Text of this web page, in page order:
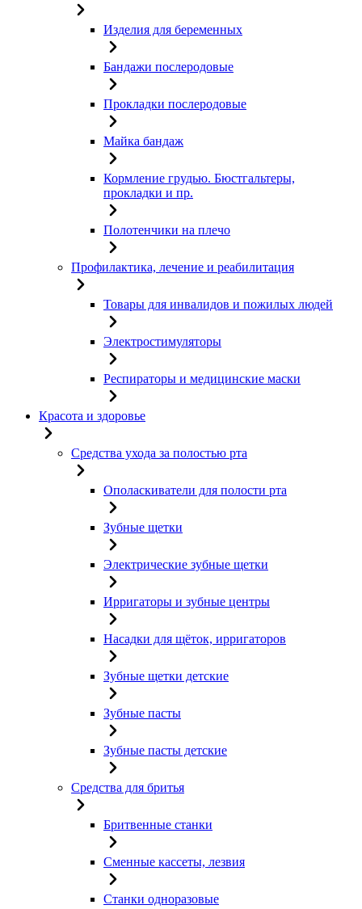
Изделия для беременных
Бандажи послеродовые
Прокладки послеродовые
Майка бандаж
Кормление грудью. Бюстгальтеры,
прокладки и пр.
Полотенчики на плечо
Профилактика, лечение и реабилитация
Товары для инвалидов и пожилых людей
Электростимуляторы
Респираторы и медицинские маски
Красота и здоровье
Средства ухода за полостью рта
Ополаскиватели для полости рта
Зубные щетки
Электрические зубные щетки
Ирригаторы и зубные центры
Насадки для щёток, ирригаторов
Зубные щетки детские
Зубные пасты
Зубные пасты детские
Средства для бритья
Бритвенные станки
Сменные кассеты, лезвия
Станки одноразовые